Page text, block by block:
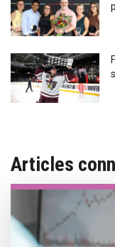
Articles